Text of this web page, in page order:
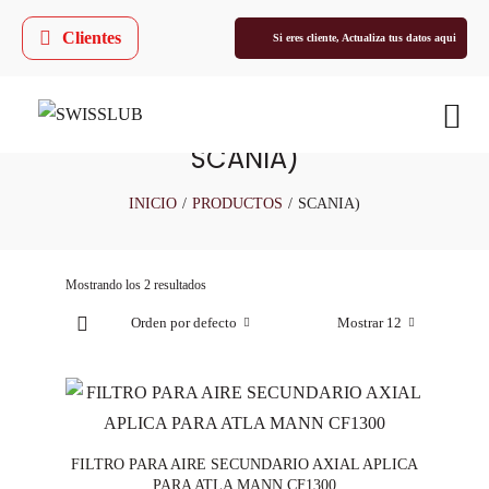
Clientes Si eres cliente, Actualiza tus datos aqui
SCANIA)
INICIO / PRODUCTOS / SCANIA)
Mostrando los 2 resultados
Mostrar 12
Orden por defecto
FILTRO PARA AIRE SECUNDARIO AXIAL APLICA
PARA ATLA MANN CF1300